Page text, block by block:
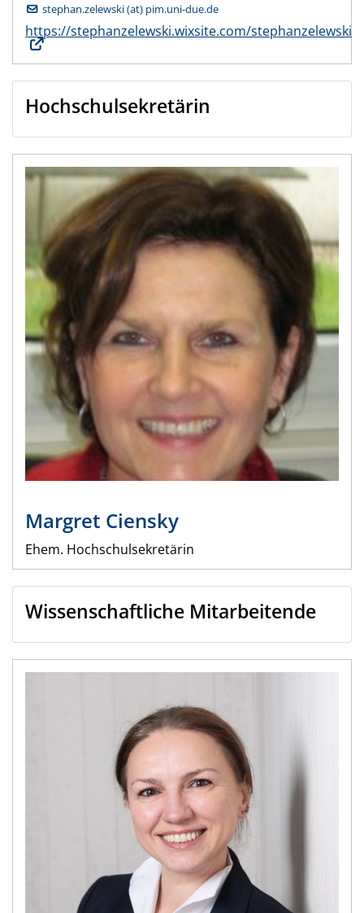
stephan.zelewski (at) pim.uni-due.de
https://stephanzelewski.wixsite.com/stephanzelewski
Hochschulsekretärin
Margret Ciensky
Ehem. Hochschulsekretärin
Wissenschaftliche Mitarbeitende